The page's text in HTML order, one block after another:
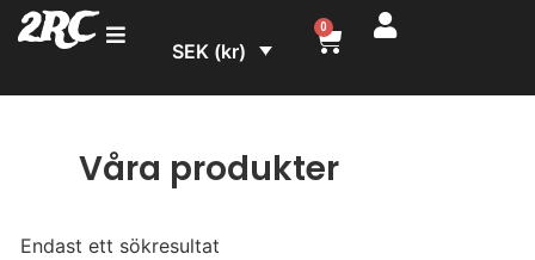
2RC SEK (kr)
0
Våra produkter
Endast ett sökresultat